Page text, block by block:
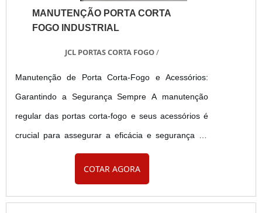
MANUTENÇÃO PORTA CORTA
FOGO INDUSTRIAL
JCL PORTAS CORTA FOGO/
Manutenção de Porta Corta-Fogo e Acessórios:
Garantindo a Segurança Sempre A manutenção
regular das portas corta-fogo e seus acessórios é
crucial para assegurar a eficácia e segurança de
qualquer ambiente. Essas portas são projetadas
para resistir ao fogo e à fumaça, mas somente uma
COTAR AGORA